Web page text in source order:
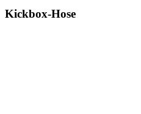
Kickbox-Hose